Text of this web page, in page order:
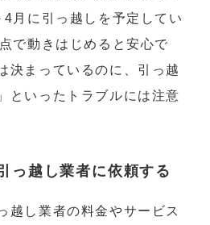
月に引っ越しを予定してい
で動きはじめると安心で
決まっているのに、引っ越
といったトラブルには注意
っ越し業者に依頼する
越し業者の料金やサービス